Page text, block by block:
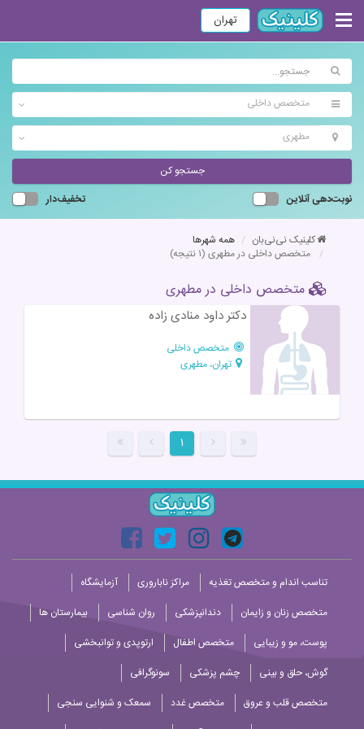
تهران
متخصص داخلی
مطهری
جستجو کن
نوبت‌دهی آنلاین
تخفیف‌دار
کلینیک نی‌نی‌بان
همه شهرها
متخصص داخلی در مطهری (۱ نتیجه)
متخصص داخلی در مطهری
دکتر داود منادی زاده
متخصص داخلی
تهران، مطهری
۱
تناسب اندام و متخصص تغذیه مراکز ناباروری
آزمایشگاه
متخصص زنان و زایمان
دندانپزشکی روان شناسی
بیمارستان ها
پوست، مو و زیبایی
متخصص اطفال
ارتوپدی و توانبخشی
گوش، حلق و بینی
چشم پزشکی
سونوگرافی
متخصص قلب و عروق
متخصص غدد
سمعک و شنوایی سنجی